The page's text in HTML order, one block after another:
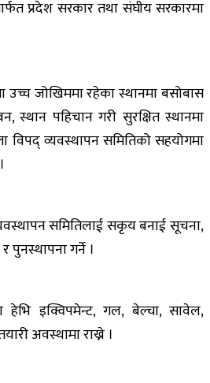
प्रदेश सरकार तथा संघीय सरकारमा
उच्च जोखिममा रहेका स्थानमा बसोबास
स्थान पहिचान गरी सुरक्षित स्थानमा
विपद् व्यवस्थापन समितिको सहयोगमा
समितिलाई सकृय बनाई सूचना,
पुनस्थापना गर्ने ।
हेभि इक्विपमेन्ट, गल, बेल्चा, सावेल,
अवस्थामा राख्ने ।